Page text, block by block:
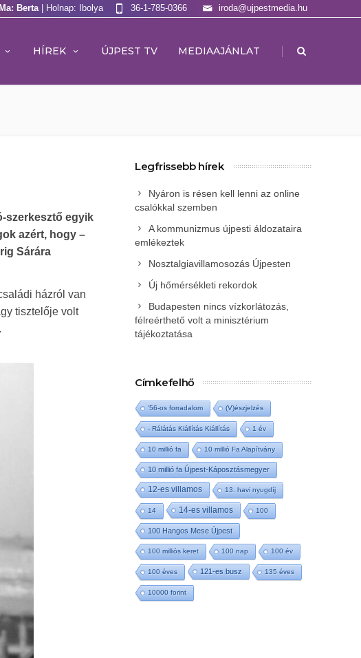
Ma: Berta | Holnap: Ibolya iroda@ujpestmedia.hu
36-1-785-0366
HÍREK ÚJPEST TV MEDIAAJÁNLAT |
szerkesztő egyik
azért, hogy –
Sárára
házról van
tisztelője volt
Legfrissebb hírek
Nyáron is résen kell lenni az online
csalókkal szemben
A kommunizmus újpesti áldozataira
emlékeztek
Nosztalgiavillamosozás Újpesten
Új hőmérsékleti rekordok
Budapesten nincs vízkorlátozás,
félreérthető volt a minisztérium
tájékoztatása
Címkefelhő
'56-os forradalom (V)észjelzés
- Rálátás Kiállítás Kiállítás 1 év
10 millió fa 10 millió Fa Alapítvány
10 millió fa Újpest-Káposztásmegyer
12-es villamos 13. havi nyugdíj
14 14-es villamos 100
100 Hangos Mese Újpest
100 milliós keret 100 nap 100 év
100 éves 121-es busz 135 éves
10000 forint